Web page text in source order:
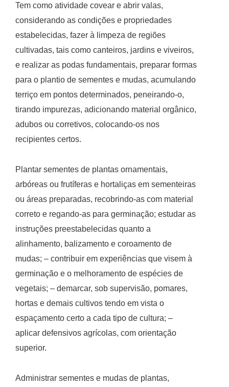
Tem como atividade covear e abrir valas,
considerando as condições e propriedades
estabelecidas, fazer à limpeza de regiões
cultivadas, tais como canteiros, jardins e viveiros,
e realizar as podas fundamentais, preparar formas
para o plantio de sementes e mudas, acumulando
terriço em pontos determinados, peneirando-o,
tirando impurezas, adicionando material orgânico,
adubos ou corretivos, colocando-os nos
recipientes certos.
Plantar sementes de plantas ornamentais,
arbóreas ou frutíferas e hortaliças em sementeiras
ou áreas preparadas, recobrindo-as com material
correto e regando-as para germinação; estudar as
instruções preestabelecidas quanto a
alinhamento, balizamento e coroamento de
mudas; – contribuir em experiências que visem à
germinação e o melhoramento de espécies de
vegetais; – demarcar, sob supervisão, pomares,
hortas e demais cultivos tendo em vista o
espaçamento certo a cada tipo de cultura; –
aplicar defensivos agrícolas, com orientação
superior.
Administrar sementes e mudas de plantas,